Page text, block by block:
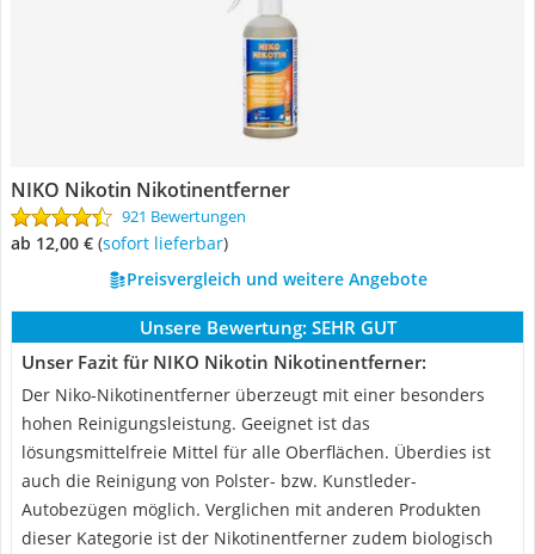
NIKO Nikotin Nikotinentferner
921 Bewertungen
ab 12,00 € ( Sofort lieferbar)
Preisvergleich und weitere Angebote
Unsere Bewertung: SEHR GUT
Unser Fazit für NIKO Nikotin Nikotinentferner:
Der Niko-Nikotinentferner überzeugt mit einer besonders
hohen Reinigungsleistung. Geeignet ist das
lösungsmittelfreie Mittel für alle Oberflächen. Überdies ist
auch die Reinigung von Polster- bzw. Kunstleder-
Autobezügen möglich. Verglichen mit anderen Produkten
dieser Kategorie ist der Nikotinentferner zudem biologisch